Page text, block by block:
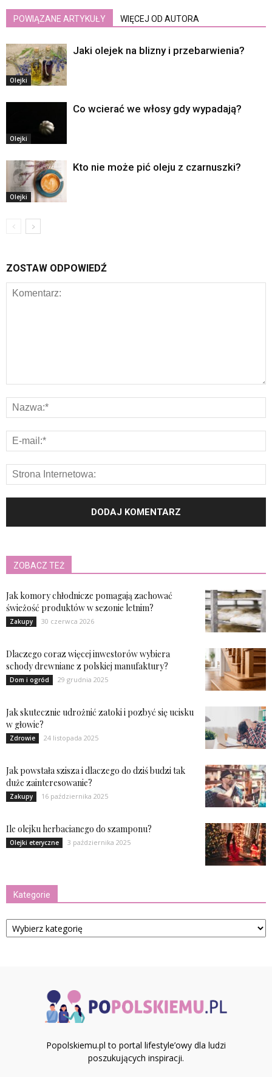
POWIĄZANE ARTYKUŁY WIĘCEJ OD AUTORA
Olejki
Jaki olejek na blizny i przebarwienia?
Olejki
Co wcierać we włosy gdy wypadają?
Olejki
Kto nie może pić oleju z czarnuszki?
ZOSTAW ODPOWIEDŹ
ZOBACZ TEŻ
Jak komory chłodnicze pomagają zachować
świeżość produktów w sezonie letnim?
Zakupy 30 czerwca 2026
Dlaczego coraz więcej inwestorów wybiera
schody drewniane z polskiej manufaktury?
Dom i ogród 29 grudnia 2025
Jak skutecznie udrożnić zatoki i pozbyć się ucisku
w głowie?
Zdrowie 24 listopada 2025
Jak powstała szisza i dlaczego do dziś budzi tak
duże zainteresowanie?
Zakupy 16 października 2025
Ile olejku herbacianego do szamponu?
Olejki eteryczne 3 października 2025
Kategorie
Kategorie
Popolskiemu.pl to portal lifestyle’owy dla ludzi
poszukujących inspiracji.